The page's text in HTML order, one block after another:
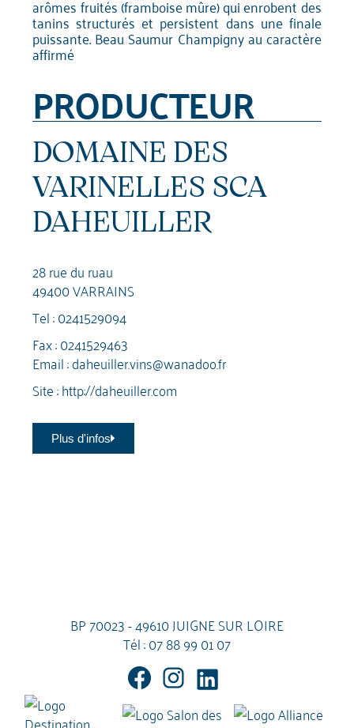
arômes fruités (framboise mûre) qui enrobent des
tanins structurés et persistent dans une finale
puissante. Beau Saumur Champigny au caractère
affirmé
PRODUCTEUR
DOMAINE DES
VARINELLES SCA
DAHEUILLER
28 rue du ruau
49400 VARRAINS
Tel :0241529094
Fax : 0241529463
Email :daheuiller.vins@wanadoo.fr
Site :http://daheuiller.com
Plus d'infos
BP 70023 - 49610 JUIGNE SUR LOIRE
Tél :07 88 99 01 07